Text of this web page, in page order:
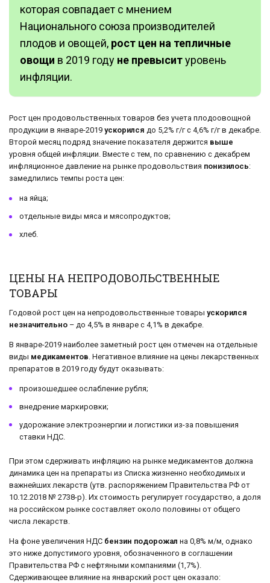
которая совпадает с мнением
Национального союза производителей
плодов и овощей, рост цен на тепличные
овощи в 2019 году не превыситуровень
инфляции.
Рост цен продовольственных товаров без учета плодоовощной
продукции в январе-2019 ускорился до 5,2% г/г с 4,6% г/г в декабре.
Второй месяц подряд значение показателя держится выше
уровня общей инфляции. Вместе с тем, по сравнению с декабрем
инфляционное давление на рынке продовольствия понизилось:
замедлились темпы роста цен:
на яйца;
отдельные виды мяса и мясопродуктов;
хлеб.
ЦЕНЫ НА НЕПРОДОВОЛЬСТВЕННЫЕ
ТОВАРЫ
Годовой рост цен на непродовольственные товары ускорился
незначительно – до 4,5% в январе с 4,1% в декабре.
В январе-2019 наиболее заметный рост цен отмечен на отдельные
виды медикаментов. Негативное влияние на цены лекарственных
препаратов в 2019 году будут оказывать:
произошедшее ослабление рубля;
внедрение маркировки;
удорожание электроэнергии и логистики из-за повышения
ставки НДС.
При этом сдерживать инфляцию на рынке медикаментов должна
динамика цен на препараты из Списка жизненно необходимых и
важнейших лекарств (утв. распоряжением Правительства РФ от
10.12.2018 № 2738-р). Их стоимость регулирует государство, а доля
на российском рынке составляет около половины от общего
числа лекарств.
На фоне увеличения НДС бензин подорожал на 0,8% м/м, однако
это ниже допустимого уровня, обозначенного в соглашении
Правительства РФ с нефтяными компаниями (1,7%).
Сдерживающее влияние на январский рост цен оказало: